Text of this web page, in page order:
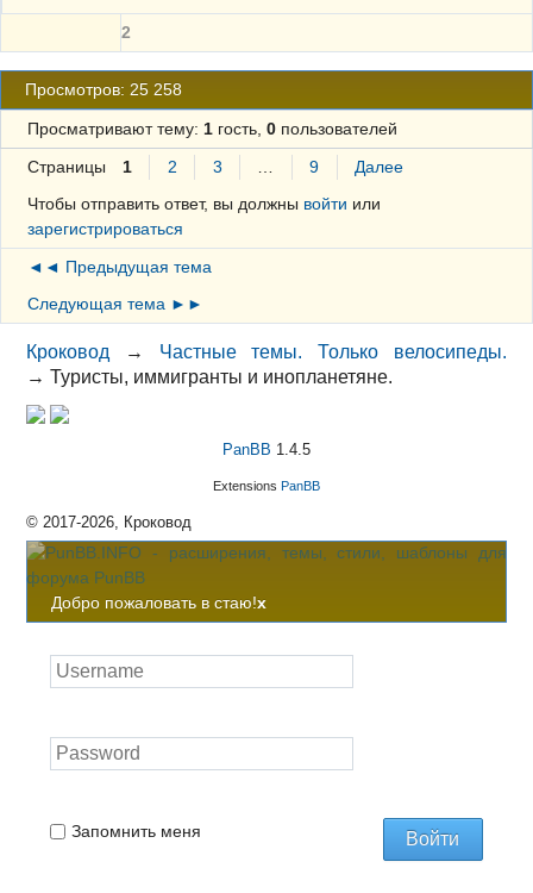
2
Просмотров: 25 258
Просматривают тему: 1гость, 0пользователей
Страницы 1 2 3 9
Далее
Чтобы отправить ответ, вы должны войти или
зарегистрироваться
◄◄ Предыдущая тема
Следующая тема ►►
Кроковод → Частные темы. Только велосипеды.
→Туристы, иммигранты и инопланетяне.
PanBB 1.4.5
Extensions PanBB
© 2017-2026, Кроковод
Добро пожаловать в стаю!x
Запомнить меня